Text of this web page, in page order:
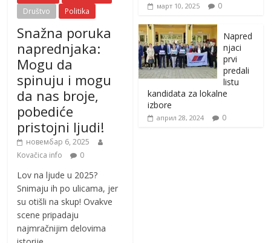
Društvo
Politika
Snažna poruka
naprednjaka:
Mogu da
spinuju i mogu
da nas broje,
pobediće
pristojni ljudi!
новембар 6, 2025
Kovačica info
0
Lov na ljude u 2025?
Snimaju ih po ulicama, jer
su otišli na skup! Ovakve
scene pripadaju
najmračnijim delovima
март 10, 2025 0
Napred
njaci
prvi
predali
listu
kandidata za lokalne
izbore
април 28, 2024 0